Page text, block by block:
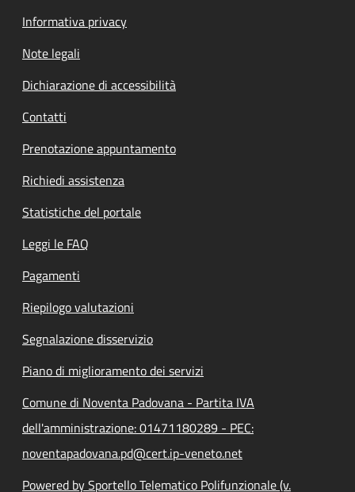
Informativa privacy
Note legali
Dichiarazione di accessibilità
Contatti
Prenotazione appuntamento
Richiedi assistenza
Statistiche del portale
Leggi le FAQ
Pagamenti
Riepilogo valutazioni
Segnalazione disservizio
Piano di miglioramento dei servizi
Comune di Noventa Padovana - Partita IVA
dell'amministrazione: 01471180289 - PEC:
noventapadovana.pd@cert.ip-veneto.net
Powered by Sportello Telematico Polifunzionale (v.